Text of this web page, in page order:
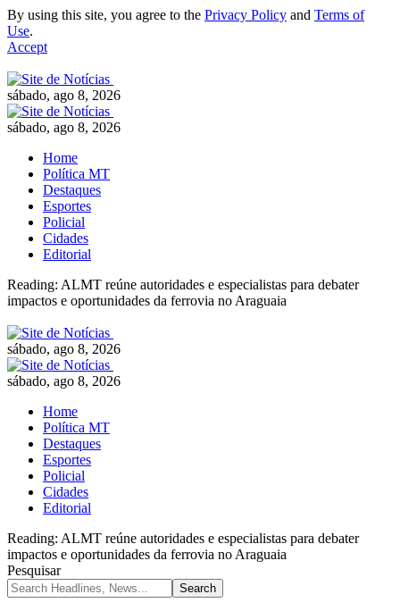
By using this site, you agree to the Privacy Policy and Terms of
Use.
Accept
sábado, ago 8, 2026
sábado, ago 8, 2026
Home
Política MT
Destaques
Esportes
Policial
Cidades
Editorial
Reading: ALMT reúne autoridades e especialistas para debater
impactos e oportunidades da ferrovia no Araguaia
sábado, ago 8, 2026
sábado, ago 8, 2026
Home
Política MT
Destaques
Esportes
Policial
Cidades
Editorial
Reading: ALMT reúne autoridades e especialistas para debater
impactos e oportunidades da ferrovia no Araguaia
Pesquisar